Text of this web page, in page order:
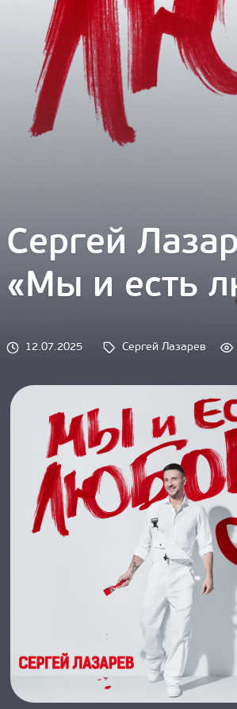
Сергей
«Мы и есть
12.07.2025 Tags:
Сергей Лазарев